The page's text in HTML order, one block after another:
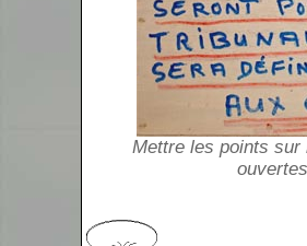
Mettre les points sur